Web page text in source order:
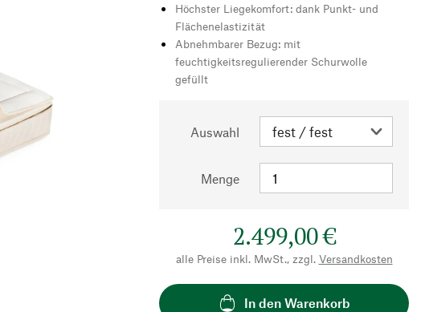
Höchster Liegekomfort: dank Punkt- und
Flächenelastizität
Abnehmbarer Bezug: mit
feuchtigkeitsregulierender Schurwolle
gefüllt
Auswahl
Menge
2.499,00 €
alle Preise inkl. MwSt., zzgl. Versandkosten
In den Warenkorb